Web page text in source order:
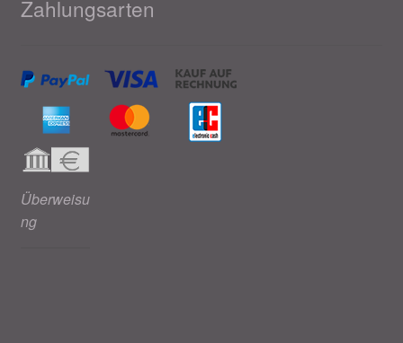
Zahlungsarten
Überweisu
ng